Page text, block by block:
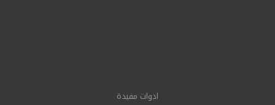
ادوات مفيدة